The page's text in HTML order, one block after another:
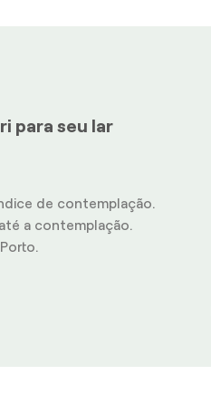
para seu lar
de contemplação.
a contemplação.